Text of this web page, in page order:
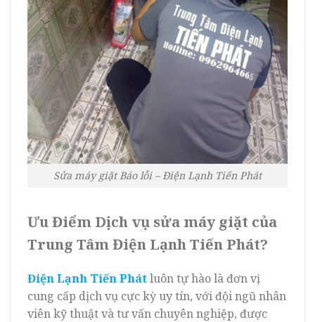
Sửa máy giặt Báo lỗi – Điện Lạnh Tiến Phát
Ưu Điểm Dịch vụ sửa máy giặt của
Trung Tâm Điện Lạnh Tiến Phát?
Điện Lạnh Tiến Phátluôn tự hào là đơn vị
cung cấp dịch vụ cực kỳ uy tín, với đội ngũ nhân
viên kỹ thuật và tư vấn chuyên nghiệp, được